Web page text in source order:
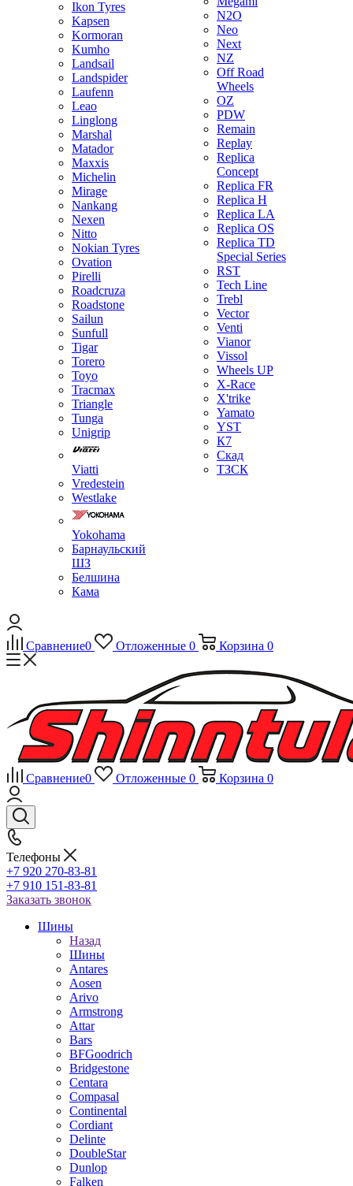
Ikon Tyres
Kapsen
Kormoran
Kumho
Landsail
Landspider
Laufenn
Leao
Linglong
Marshal
Matador
Maxxis
Michelin
Mirage
Nankang
Nexen
Nitto
Nokian Tyres
Ovation
Pirelli
Roadcruza
Roadstone
Sailun
Sunfull
Tigar
Torero
Toyo
Tracmax
Triangle
Tunga
Unigrip
Viatti
Vredestein
Westlake
Yokohama
Барнаульский
ШЗ
Белшина
Кама
N2O
Neo
Next
NZ
Off Road
Wheels
OZ
PDW
Remain
Replay
Replica
Concept
Replica FR
Replica H
Replica LA
Replica OS
Replica TD
Special Series
RST
Tech Line
Trebl
Vector
Venti
Vianor
Vissol
Wheels UP
X-Race
X'trike
Yamato
YST
К7
Скад
ТЗСК
Сравнение0 Отложенные 0 Корзина 0
Сравнение0 Отложенные 0 Корзина 0
Телефоны
+7 920 270-83-81
+7 910 151-83-81
Заказать звонок
Шины
Назад
Шины
Antares
Aosen
Arivo
Armstrong
Attar
Bars
BFGoodrich
Bridgestone
Centara
Compasal
Continental
Cordiant
Delinte
DoubleStar
Dunlop
Falken